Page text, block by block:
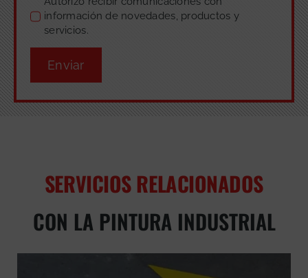
información de novedades, productos y
servicios.
Enviar
SERVICIOS RELACIONADOS
CON LA PINTURA INDUSTRIAL